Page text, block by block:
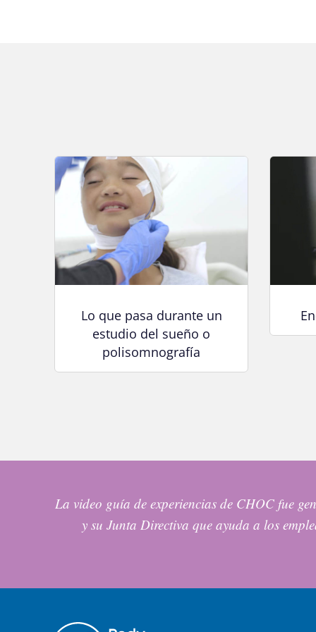
Lo que pasa durante un
estudio del sueño o
polisomnografía
La video guía de experiencias de CHOC fue
y su Junta Directiva que ayuda a los